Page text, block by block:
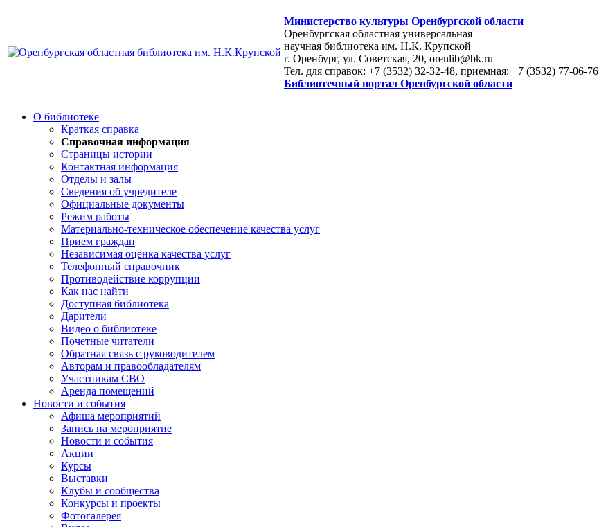
Министерство культуры Оренбургской области
Оренбургская областная универсальная
научная библиотека им. Н.К. Крупской
г. Оренбург, ул. Советская, 20, orenlib@bk.ru
Тел. для справок: +7 (3532) 32-32-48, приемная: +7 (3532) 77-06-76
Библиотечный портал Оренбургской области
О библиотеке
Краткая справка
Справочная информация
Страницы истории
Контактная информация
Отделы и залы
Сведения об учредителе
Официальные документы
Режим работы
Материально-техническое обеспечение качества услуг
Прием граждан
Независимая оценка качества услуг
Телефонный справочник
Противодействие коррупции
Как нас найти
Доступная библиотека
Дарители
Видео о библиотеке
Почетные читатели
Обратная связь с руководителем
Авторам и правообладателям
Участникам СВО
Аренда помещений
Новости и события
Афиша мероприятий
Запись на мероприятие
Новости и события
Акции
Курсы
Выставки
Клубы и сообщества
Конкурсы и проекты
Фотогалерея